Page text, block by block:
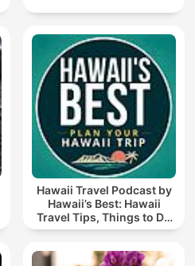
Hawaii Travel Podcast by
Hawaii’s Best: Hawaii
Travel Tips, Things to Do
in Hawaii & Vacation